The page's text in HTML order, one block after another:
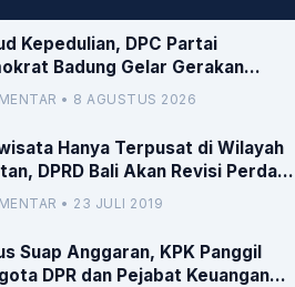
Kepedulian, DPC Partai
Badung Gelar Gerakan
Darah • 8 AGUSTUS 2026
Hanya Terpusat di Wilayah
DPRD Bali Akan Revisi Perda
• 23 JULI 2019
Suap Anggaran, KPK Panggil
DPR dan Pejabat Keuangan